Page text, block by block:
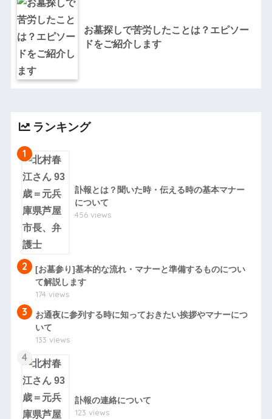
お墓探しで苦労したことは？エピソー
ドをご紹介します
ランキング
1
訃報とは？聞いた時・伝える時の基本マナー
について
456 views
2
[お墓参り]基本的な流れ・マナーと準備するものについ
て解説します
174 views
3
お通夜に参列する時に知っておきたい挨拶やマナーにつ
いて
133 views
4
訃報の連絡について
123 views